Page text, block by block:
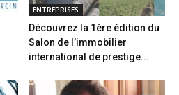
ENTREPRISES
Découvrez la 1ère édition du
Salon de l’immobilier
international de prestige...